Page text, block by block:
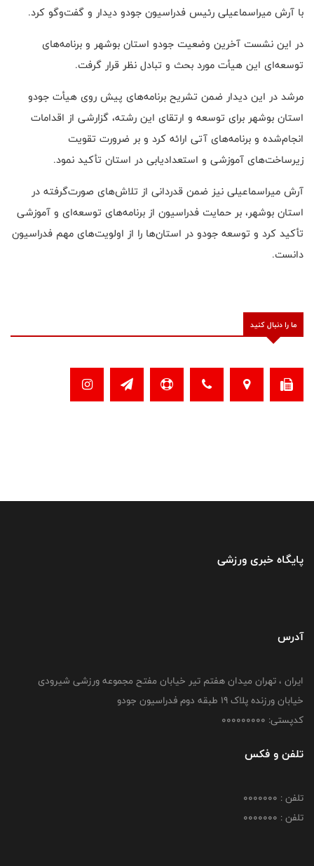
با آرش میراسماعیلی رئیس فدراسیون جودو دیدار و گفت‌وگو کرد.
در این نشست آخرین وضعیت جودو استان بوشهر و برنامه‌های
توسعه‌ای این هیأت مورد بحث و تبادل نظر قرار گرفت.
مرشد در این دیدار ضمن تشریح برنامه‌های پیش روی هیأت جودو
استان بوشهر برای توسعه و ارتقای این رشته، گزارشی از اقدامات
انجام‌شده و برنامه‌های آتی ارائه کرد و بر ضرورت تقویت
زیرساخت‌های آموزشی و استعدادیابی در استان تأکید نمود.
آرش میراسماعیلی نیز ضمن قدردانی از تلاش‌های صورت‌گرفته در
استان بوشهر، بر حمایت فدراسیون از برنامه‌های توسعه‌ای و آموزشی
تأکید کرد و توسعه جودو در استان‌ها را از اولویت‌های مهم فدراسیون
دانست.
ما را دنبال کنید
پایگاه خبری ورزشی
آدرس
ایران ، تهران میدان هفتم تیر خیابان مفتح مجموعه ورزشی شیرودی
خیابان ورزنده پلاک ۱۹ طبقه دوم فدراسیون جودو
کدپستی: 000000000
تلفن و فکس
تلفن : 0000000
تلفن : 0000000